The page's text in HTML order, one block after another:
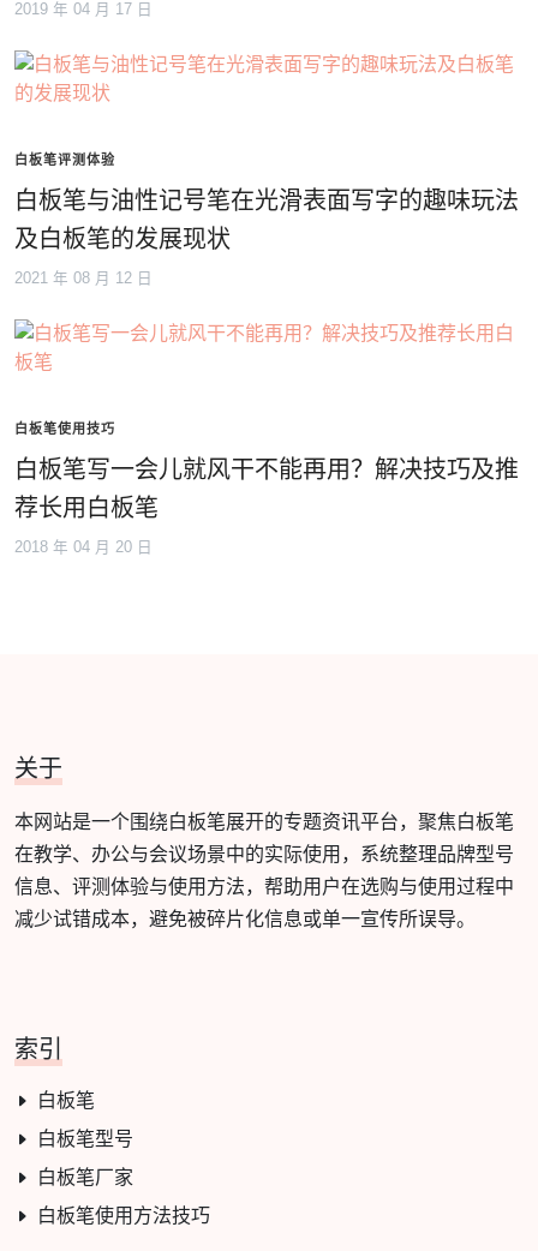
2019 年 04 月 17 日
白板笔评测体验
白板笔与油性记号笔在光滑表面写字的趣味玩法
及白板笔的发展现状
2021 年 08 月 12 日
白板笔使用技巧
白板笔写一会儿就风干不能再用？解决技巧及推
荐长用白板笔
2018 年 04 月 20 日
关于
本网站是一个围绕白板笔展开的专题资讯平台，聚焦白板笔
在教学、办公与会议场景中的实际使用，系统整理品牌型号
信息、评测体验与使用方法，帮助用户在选购与使用过程中
减少试错成本，避免被碎片化信息或单一宣传所误导。
索引
白板笔
白板笔型号
白板笔厂家
白板笔使用方法技巧